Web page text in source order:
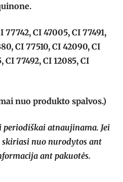
77742, CI 47005, CI 77491,
CI 77510, CI 42090, CI
CI 77492, CI 12085, CI
nuo produkto spalvos.)
atnaujinama. Jei
nuo nurodytos ant
ant pakuotės.